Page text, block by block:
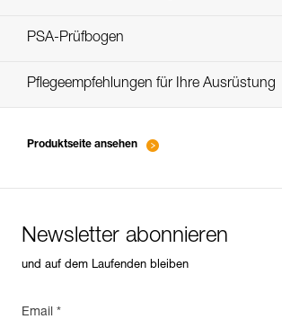
verif-EPI-assureur-procedure-DE
PSA-Prüfbogen
verif-EPI-assureur-suivi-DE
Pflegeempfehlungen für Ihre Ausrüstung
Produktseite ansehen
Newsletter abonnieren
und auf dem Laufenden bleiben
Email *